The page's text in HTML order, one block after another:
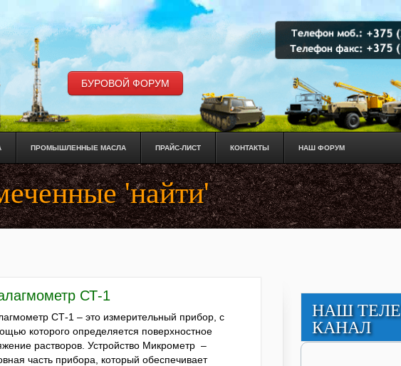
БУРОВОЙ ФОРУМ
ПРОМЫШЛЕННЫЕ МАСЛА ПРАЙС-ЛИСТ КОНТАКТЫ НАШ ФОРУМ
'найти'
СТ-1
СТ-1 – это измерительный прибор, с
которого определяется поверхностное
растворов. Устройство Микрометр –
часть прибора, который обеспечивает
НАШ
КАНАЛ